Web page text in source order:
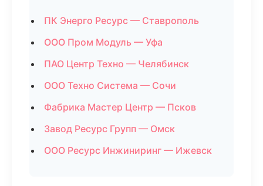
ПК Энерго Ресурс — Ставрополь
ООО Пром Модуль — Уфа
ПАО Центр Техно — Челябинск
ООО Техно Система — Сочи
Фабрика Мастер Центр — Псков
Завод Ресурс Групп — Омск
ООО Ресурс Инжиниринг — Ижевск